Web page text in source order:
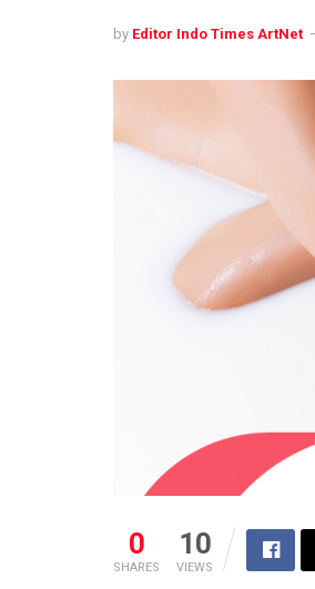
by Editor Indo Times ArtNet
0
SHARES
10
VIEWS